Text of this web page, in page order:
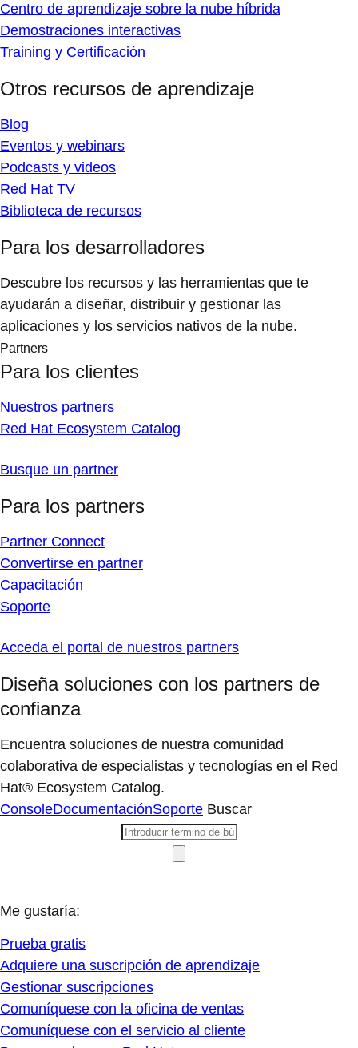
Centro de aprendizaje sobre la nube híbrida
Demostraciones interactivas
Training y Certificación
Otros recursos de aprendizaje
Blog
Eventos y webinars
Podcasts y videos
Red Hat TV
Biblioteca de recursos
Para los desarrolladores
Descubre los recursos y las herramientas que te
ayudarán a diseñar, distribuir y gestionar las
aplicaciones y los servicios nativos de la nube.
Partners
Para los clientes
Nuestros partners
Red Hat Ecosystem Catalog
Busque un partner
Para los partners
Partner Connect
Convertirse en partner
Capacitación
Soporte
Acceda el portal de nuestros partners
Diseña soluciones con los partners de
confianza
Encuentra soluciones de nuestra comunidad
colaborativa de especialistas y tecnologías en el Red
Hat® Ecosystem Catalog.
ConsoleDocumentaciónSoporte Buscar
Me gustaría:
Prueba gratis
Adquiere una suscripción de aprendizaje
Gestionar suscripciones
Comuníquese con la oficina de ventas
Comuníquese con el servicio al cliente